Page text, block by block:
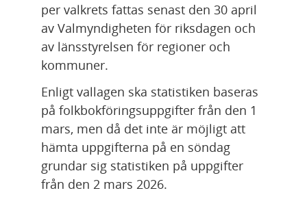
per valkrets fattas senast den 30 april
av Valmyndigheten för riksdagen och
av länsstyrelsen för regioner och
kommuner.
Enligt vallagen ska statistiken baseras
på folkbokföringsuppgifter från den 1
mars, men då det inte är möjligt att
hämta uppgifterna på en söndag
grundar sig statistiken på uppgifter
från den 2 mars 2026.